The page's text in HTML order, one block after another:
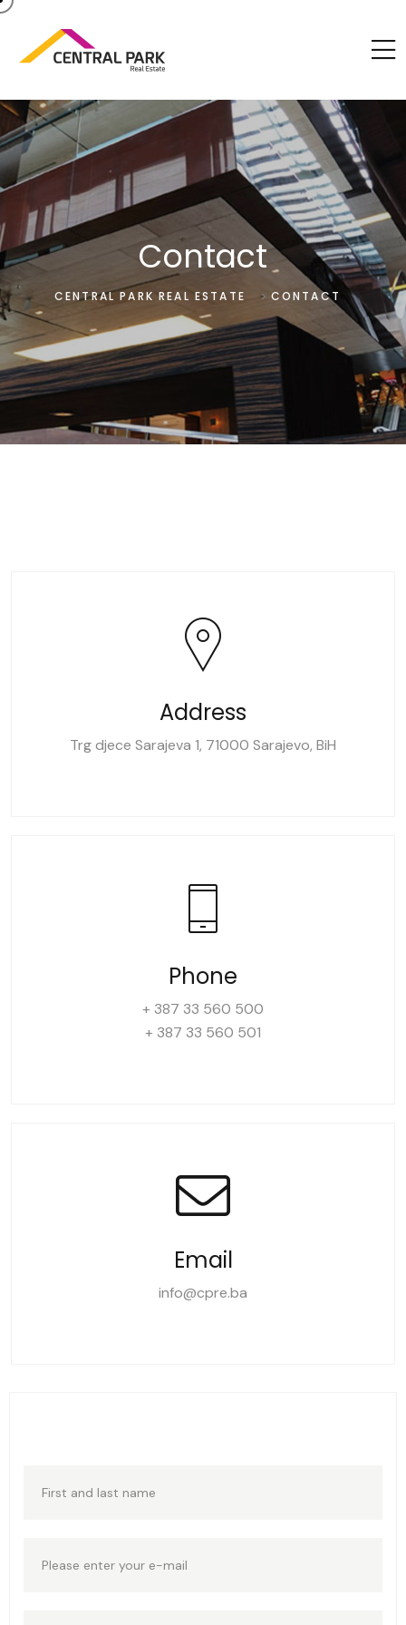
Contact
CENTRAL PARK REAL ESTATE > CONTACT
Address
Trg djece Sarajeva 1, 71000 Sarajevo, BiH
Phone
+ 387 33 560 500
+ 387 33 560 501
Email
info@cpre.ba